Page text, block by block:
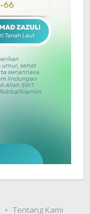
Tentang Kami